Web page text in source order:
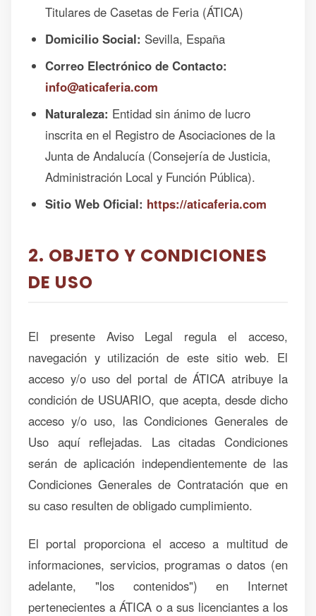
Titulares de Casetas de Feria (ÁTICA)
Domicilio Social: Sevilla, España
Correo Electrónico de Contacto:
info@aticaferia.com
Naturaleza: Entidad sin ánimo de lucro
inscrita en el Registro de Asociaciones de la
Junta de Andalucía (Consejería de Justicia,
Administración Local y Función Pública).
Sitio Web Oficial: https://aticaferia.com
2. OBJETO Y CONDICIONES
DE USO
El presente Aviso Legal regula el acceso,
navegación y utilización de este sitio web. El
acceso y/o uso del portal de ÁTICA atribuye la
condición de USUARIO, que acepta, desde dicho
acceso y/o uso, las Condiciones Generales de
Uso aquí reflejadas. Las citadas Condiciones
serán de aplicación independientemente de las
Condiciones Generales de Contratación que en
su caso resulten de obligado cumplimiento.
El portal proporciona el acceso a multitud de
informaciones, servicios, programas o datos (en
adelante, "los contenidos") en Internet
pertenecientes a ÁTICA o a sus licenciantes a los